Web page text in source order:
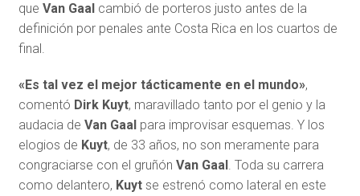
que Van Gaalcambió de porteros justo antes de la
definición por penales ante Costa Rica en los cuartos de
final.
«Es tal vez el mejor tácticamente en el mundo»,
comentó Dirk Kuyt, maravillado tanto por el genio y la
audacia de Van Gaalpara improvisar esquemas. Y los
elogios de Kuyt, de 33 años, no son meramente para
congraciarse con el gruñón Van Gaal. Toda su carrera
como delantero, Kuytse estrenó como lateral en este